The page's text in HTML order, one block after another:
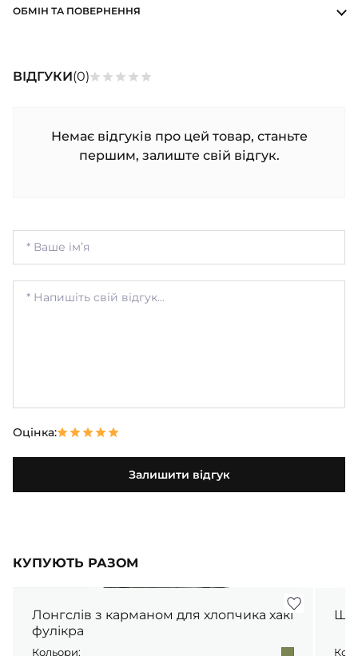
ОБМІН ТА ПОВЕРНЕННЯ
ВІДГУКИ(0)
Немає відгуків про цей товар, станьте
першим, залиште свій відгук.
Оцінка:
Залишити відгук
КУПУЮТЬ РАЗОМ
Лонгслів з карманом для хлопчика хакі
фулікра
Кольори: